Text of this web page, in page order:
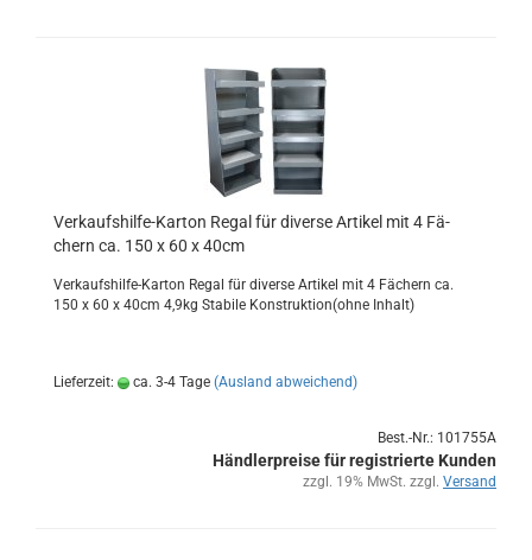
Verkaufshilfe-​​Kar­ton Regal für di­ver­se Ar­ti­kel mit 4 Fä­
chern ca. 150 x 60 x 40cm
Verkaufshilfe-​Karton Regal für di­ver­se Ar­ti­kel mit 4 Fä­chern ca.
150 x 60 x 40cm 4,9kg Sta­bi­le Kon­struk­ti­on(ohne In­halt)
Lieferzeit: ca. 3-4 Tage (Ausland abweichend)
Best.-Nr.: 101755A
Händlerpreise für registrierte Kunden
zzgl. 19% MwSt. zzgl. Versand